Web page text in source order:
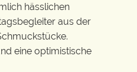
hässlichen
aus der
eine optimistische